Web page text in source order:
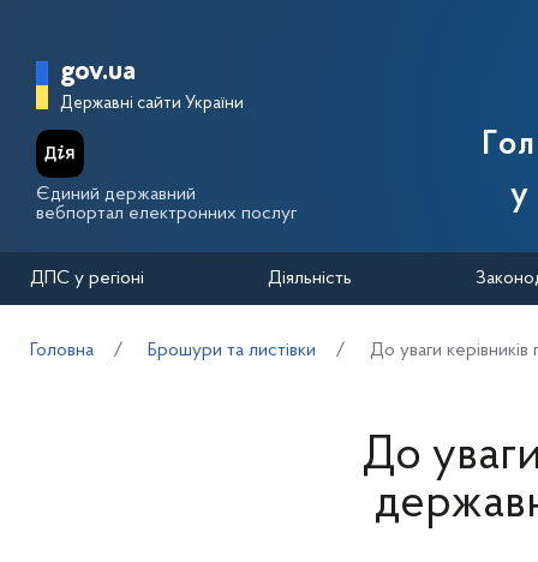
Головна сторінка Державної
gov.ua
Державні сайти України
Єдиний державний
вебпортал електронних послуг
у
ДПС у регіоні Діяльність
Головна Брошури та листівки До уваги
До